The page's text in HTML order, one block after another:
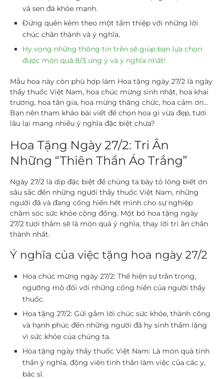
và sen đá khỏe mạnh.
Đừng quên kèm theo một tấm thiệp với những lời
chúc chân thành và ý nghĩa.
Hy vọng những thông tin trên sẽ giúp bạn lựa chọn
được món quà 8/3 ưng ý và ý nghĩa nhất!
Mẫu hoa này còn phù hợp làm Hoa tặng ngày 27/2 là ngày
thầy thuốc Việt Nam, hoa chúc mừng sinh nhật, hoa khai
trương, hoa tân gia, hoa mừng thăng chức, hoa cảm ơn…
Bạn nên tham khảo bài viết để chọn hoa gì vừa đẹp, tươi
lâu lại mang nhiều ý nghĩa đặc biệt chưa?
Hoa Tặng Ngày 27/2: Tri Ân
Những “Thiên Thần Áo Trắng”
Ngày 27/2 là dịp đặc biệt để chúng ta bày tỏ lòng biết ơn
sâu sắc đến những người thầy thuốc Việt Nam, những
người đã và đang cống hiến hết mình cho sự nghiệp
chăm sóc sức khỏe cộng đồng. Một bó hoa tặng ngày
27/2 tươi thắm sẽ là món quà ý nghĩa, thay lời tri ân chân
thành nhất.
Ý nghĩa của việc tặng hoa ngày 27/2
Hoa chúc mừng ngày 27/2: Thể hiện sự trân trọng,
ngưỡng mộ đối với những cống hiến của người thầy
thuốc.
Hoa tặng 27/2: Gửi gắm lời chúc sức khỏe, thành công
và hạnh phúc đến những người đã hy sinh thầm lặng
vì sức khỏe của chúng ta.
Hoa tặng ngày thầy thuốc Việt Nam: Là món quà tinh
thần ý nghĩa, động viên tinh thần làm việc của các y,
bác sĩ.